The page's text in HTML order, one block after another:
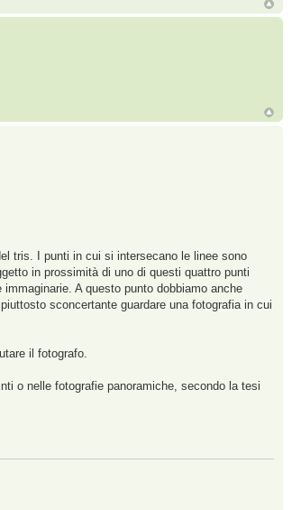
tris. I punti in cui si intersecano le linee sono
in prossimità di uno di questi quattro punti
A questo punto dobbiamo anche
sconcertante guardare una fotografia in cui
il fotografo.
o nelle fotografie panoramiche, secondo la tesi